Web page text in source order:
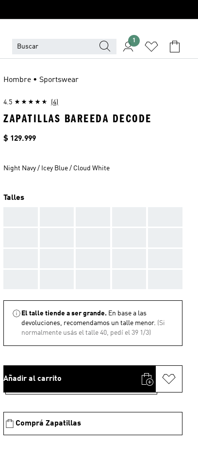
1
Hombre • Sportswear
4.5 (4)
ZAPATILLAS BAREEDA DECODE
Precio
$ 129.999
Night Navy / Icey Blue / Cloud White
Talles
El talle tiende a ser grande. En base a las
devoluciones, recomendamos un talle menor. (Si
normalmente usás el talle 40, pedí el 39 1/3)
Añadir al carrito
Comprá Zapatillas